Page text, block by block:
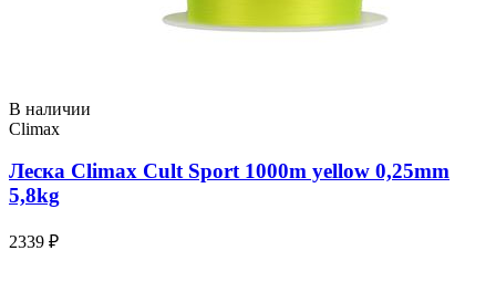
В наличии
Climax
Леска Climax Cult Sport 1000m yellow 0,25mm
5,8kg
2339 ₽